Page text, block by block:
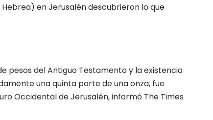
en Jerusalén descubrieron lo que
pesos del Antiguo Testamento y la existencia
una quinta parte de una onza, fue
Occidental de Jerusalén, informó The Times